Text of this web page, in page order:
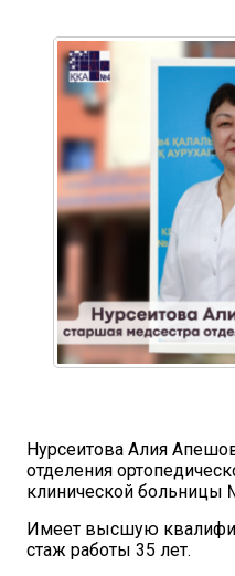
Нурсеитова Алия
отделения
клинической больницы
Имеет высшую
стаж работы 35 лет.